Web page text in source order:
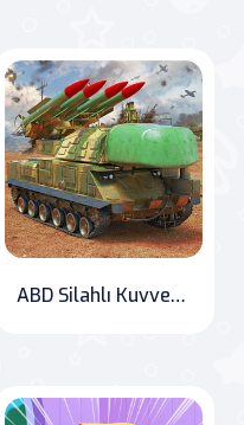
ABD Silahlı Kuvvetleri Drone Saldırısı Online Oyunu